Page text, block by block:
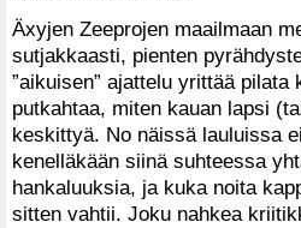
Äxyjen Zeeprojen maailmaan
sutjakkaasti, pienten
”aikuisen” ajattelu yrittää pilata
putkahtaa, miten kauan lapsi
keskittyä. No näissä lauluissa
kenelläkään siinä suhteessa
hankaluuksia, ja kuka noita
sitten vahtii. Joku nahkea